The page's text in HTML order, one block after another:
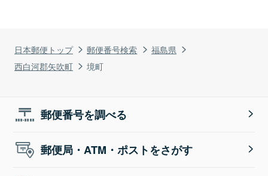
日本郵便トップ 郵便番号検索
福島県
西白河郡矢吹町
境町
郵便番号を調べる
郵便局・ATM・ポストをさがす